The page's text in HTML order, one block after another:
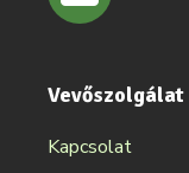
Vevőszolgálat
Kapcsolat